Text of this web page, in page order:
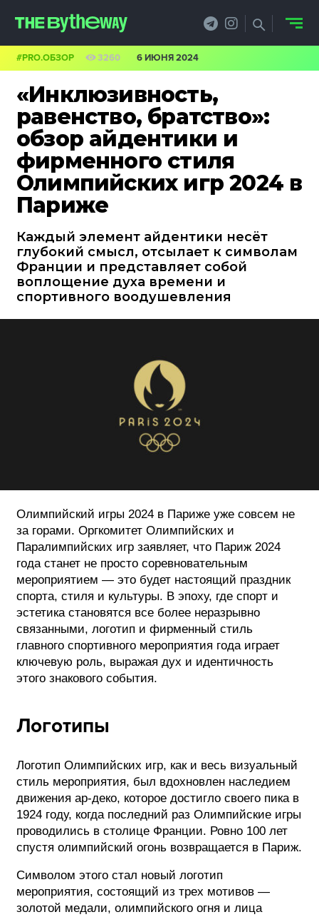
«Инклюзивность,
равенство, братство»:
обзор айдентики и
фирменного стиля
Олимпийских игр 2024 в
Париже
Каждый элемент айдентики несёт
глубокий смысл, отсылает к символам
Франции и представляет собой
воплощение духа времени и
спортивного воодушевления
#PRO.ОБЗОР 3260 6 ИЮНЯ 2024
Олимпийский игры 2024 в Париже уже совсем не
за горами. Оргкомитет Олимпийских и
Паралимпийских игр заявляет, что Париж 2024
года станет не просто соревновательным
мероприятием — это будет настоящий праздник
спорта, стиля и культуры. В эпоху, где спорт и
эстетика становятся все более неразрывно
связанными, логотип и фирменный стиль
главного спортивного мероприятия года играет
ключевую роль, выражая дух и идентичность
этого знакового события.
Логотипы
Логотип Олимпийских игр, как и весь визуальный
стиль мероприятия, был вдохновлен наследием
движения ар-деко, которое достигло своего пика в
1924 году, когда последний раз Олимпийские игры
проводились в столице Франции. Ровно 100 лет
спустя олимпийский огонь возвращается в Париж.
Символом этого стал новый логотип
мероприятия, состоящий из трех мотивов —
золотой медали, олимпийского огня и лица
PRO.ОБЗОР
КЕЙСЫ
ФИЛОСОФИЯ
БИЗНЕС И
ТЕХНОЛОГИИ
ФЕСТИВАЛИ
ТИПОГРАФИКА
ИСТОРИИ БРЕНДОВ
О ПРОЕКТЕ